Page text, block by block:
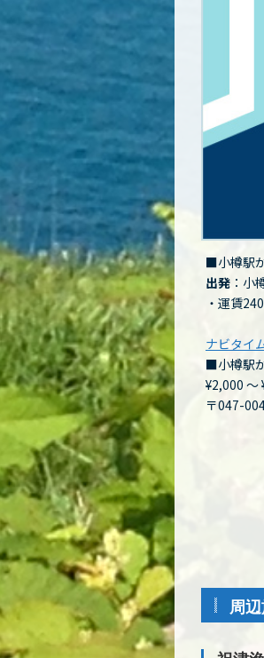
■小樽駅
出発 ：
・運賃
ナビタイ
■小樽駅
¥2,000 ～
〒047-
周